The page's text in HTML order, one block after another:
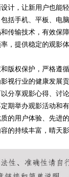
计，让新用户也能
括手机、平板、电
传输技术，有效保
，提供稳定的观影
版权保护，严格遵
视行业的健康发展
分享观影心得、讨
期举办观影活动和
的用户体验、先进
的持续丰富，晴天